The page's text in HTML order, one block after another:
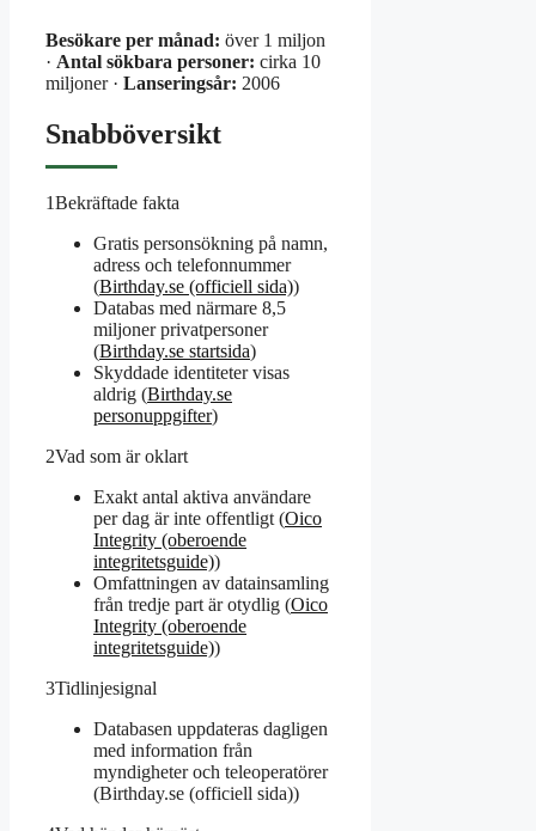
Besökare per månad: över 1 miljon
· Antal sökbara personer: cirka 10
miljoner · Lanseringsår: 2006
Snabböversikt
1Bekräftade fakta
Gratis personsökning på namn,
adress och telefonnummer
(Birthday.se (officiell sida))
Databas med närmare 8,5
miljoner privatpersoner
(Birthday.se startsida)
Skyddade identiteter visas
aldrig (Birthday.se
personuppgifter)
2Vad som är oklart
Exakt antal aktiva användare
per dag är inte offentligt (Oico
Integrity (oberoende
integritetsguide))
Omfattningen av datainsamling
från tredje part är otydlig (Oico
Integrity (oberoende
integritetsguide))
3Tidlinjesignal
Databasen uppdateras dagligen
med information från
myndigheter och teleoperatörer
(Birthday.se (officiell sida))